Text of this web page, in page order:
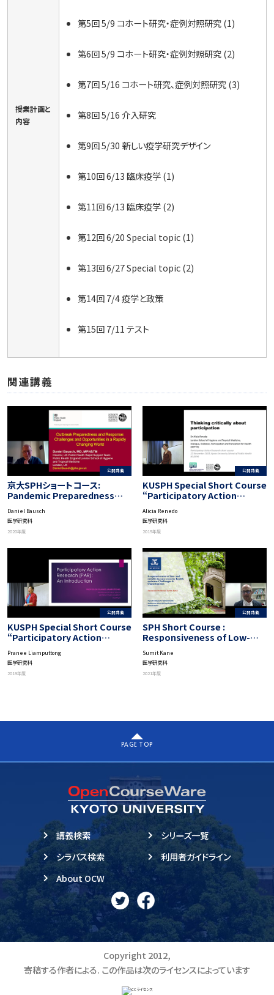
授業計画と
内容
第5回 5/9 コホート研究・症例対照研究 (1)
第6回 5/9 コホート研究・症例対照研究 (2)
第7回 5/16 コホート研究、症例対照研究 (3)
第8回 5/16 介入研究
第9回 5/30 新しい疫学研究デザイン
第10回 6/13 臨床疫学 (1)
第11回 6/13 臨床疫学 (2)
第12回 6/20 Special topic (1)
第13回 6/27 Special topic (2)
第14回 7/4 疫学と政策
第15回 7/11 テスト
関連講義
公開講義
京大SPHショートコース:
Pandemic Preparedness
and Response by UK Public
Health Rapid Support Team
Daniel Bausch
医学研究科
2020年度
公開講義
KUSPH Special Short Course
“Participatory Action
Research”: Implementation
Strategies of PAR
Alicia Renedo
医学研究科
2019年度
公開講義
KUSPH Special Short Course
“Participatory Action
Research”: Basic Theory
and Methods of PAR
Pranee Liamputtong
医学研究科
2019年度
公開講義
SPH Short Course :
Responsiveness of Low-
and Middle-Income Country
Health Systems
Sumit Kane
医学研究科
2021年度
PAGE TOP
講義検索
シラバス検索
About OCW
シリーズ一覧
利用者ガイドライン
Copyright 2012,
寄稿する作者による. この作品は次のライセンスによっています